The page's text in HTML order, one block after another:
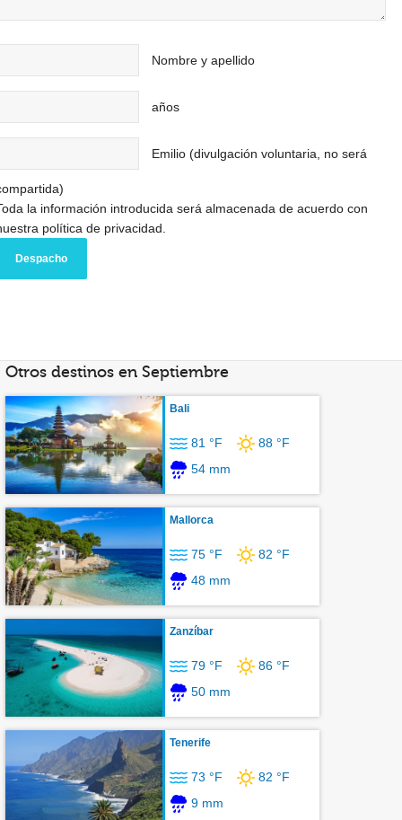
Nombre y apellido
años
Emilio (divulgación voluntaria, no será
la información introducida será almacenada de acuerdo con
política de privacidad.
Otros destinos en Septiembre
Bali
81 °F
88 °F
54 mm
Mallorca
75 °F
82 °F
48 mm
Zanzíbar
79 °F
86 °F
50 mm
Tenerife
73 °F
82 °F
9 mm